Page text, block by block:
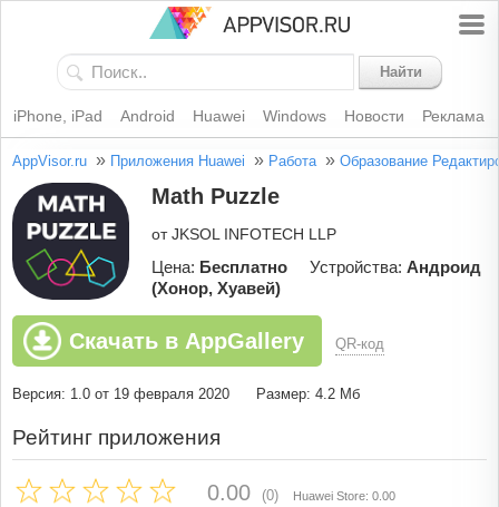
Найти
iPhone, iPad Android Huawei Windows Новости Реклама
AppVisor.ru » Приложения Huawei » Работа » Образование
Math Puzzle
от JKSOL INFOTECH LLP
Цена: Бесплатно Устройства: Андроид
(Хонор, Хуавей)
Скачать в AppGallery QR-код
Версия: 1.0 от 19 февраля 2020 Размер: 4.2 Мб
Рейтинг приложения
0.00 (0) Huawei Store: 0.00